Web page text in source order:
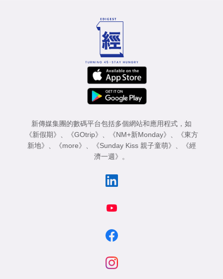
新傳媒集團的數碼平台包括多個網站和應用程式，如
《新假期》
《GOtrip》 《NM+新Monday》
《東方
新地》
《more》 《Sunday Kiss 親子童萌》
《經
濟一週》
。